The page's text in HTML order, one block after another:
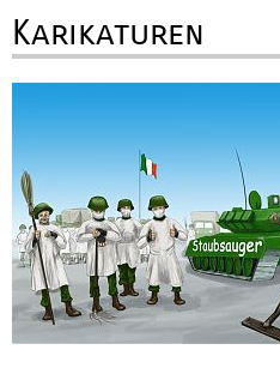
Karikaturen